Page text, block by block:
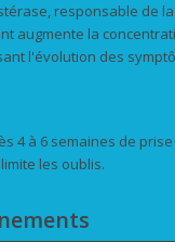
responsable de
augmente la
l'évolution des
4 à 6 semaines de
les oublis.